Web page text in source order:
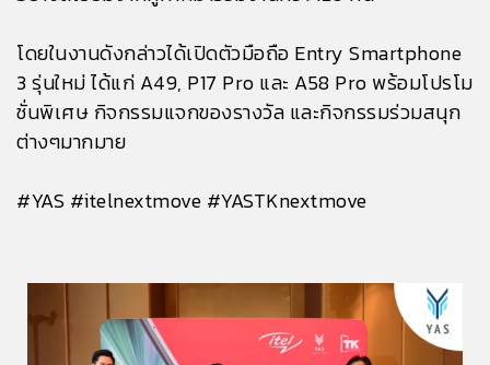
โดยในงานดังกล่าวได้เปิดตัวมือถือ Entry Smartphone
3 รุ่นใหม่ ได้แก่ A49, P17 Pro และ A58 Pro พร้อมโปรโม
ชั่นพิเศษ กิจกรรมแจกของรางวัล และกิจกรรมร่วมสนุก
ต่างๆมากมาย
#YAS #itelnextmove #YASTKnextmove